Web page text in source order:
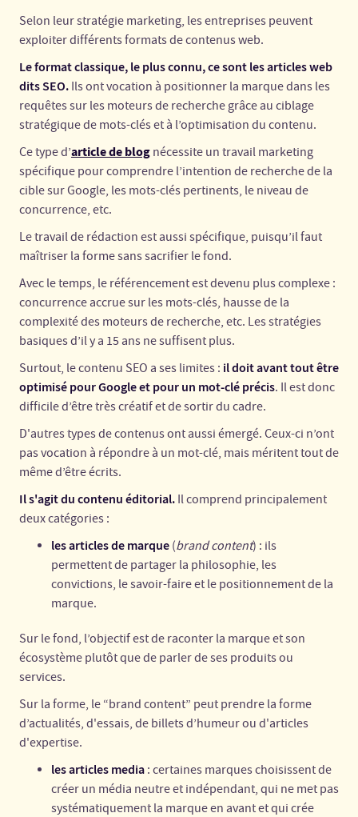
Selon leur stratégie marketing, les entreprises peuvent
exploiter différents formats de contenus web.
Le format classique, le plus connu, ce sont les articles web
dits SEO. Ils ont vocation à positionner la marque dans les
requêtes sur les moteurs de recherche grâce au ciblage
stratégique de mots-clés et à l’optimisation du contenu.
Ce type d’article de blog nécessite un travail marketing
spécifique pour comprendre l’intention de recherche de la
cible sur Google, les mots-clés pertinents, le niveau de
concurrence, etc.
Le travail de rédaction est aussi spécifique, puisqu’il faut
maîtriser la forme sans sacrifier le fond.
Avec le temps, le référencement est devenu plus complexe :
concurrence accrue sur les mots-clés, hausse de la
complexité des moteurs de recherche, etc. Les stratégies
basiques d’il y a 15 ans ne suffisent plus.
Surtout, le contenu SEO a ses limites : il doit avant tout être
optimisé pour Google et pour un mot-clé précis. Il est donc
difficile d’être très créatif et de sortir du cadre.
D'autres types de contenus ont aussi émergé. Ceux-ci n’ont
pas vocation à répondre à un mot-clé, mais méritent tout de
même d’être écrits.
Il s'agit du contenu éditorial. Il comprend principalement
deux catégories :
les articles de marque (brand content) : ils
permettent de partager la philosophie, les
convictions, le savoir-faire et le positionnement de la
marque.
Sur le fond, l’objectif est de raconter la marque et son
écosystème plutôt que de parler de ses produits ou
services.
Sur la forme, le “brand content” peut prendre la forme
d’actualités, d'essais, de billets d’humeur ou d'articles
d'expertise.
les articles media : certaines marques choisissent de
créer un média neutre et indépendant, qui ne met pas
systématiquement la marque en avant et qui crée